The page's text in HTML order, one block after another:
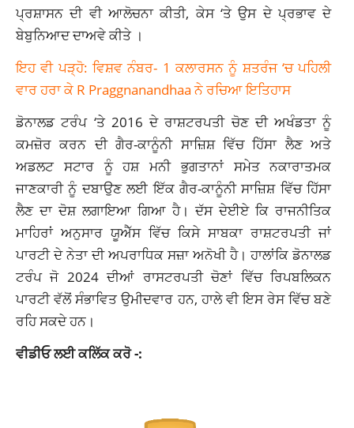
ਪ੍ਰਸ਼ਾਸਨ ਦੀ ਵੀ ਆਲੋਚਨਾ ਕੀਤੀ, ਕੇਸ ‘ਤੇ ਉਸ ਦੇ ਪ੍ਰਭਾਵ ਦੇ
ਬੇਬੁਨਿਆਦ ਦਾਅਵੇ ਕੀਤੇ ।
ਇਹ ਵੀ ਪੜ੍ਹੋ: ਵਿਸ਼ਵ ਨੰਬਰ- 1 ਕਲਾਰਸਨ ਨੂੰ ਸ਼ਤਰੰਜ ‘ਚ ਪਹਿਲੀ
ਵਾਰ ਹਰਾ ਕੇ R Praggnanandhaa ਨੇ ਰਚਿਆ ਇਤਿਹਾਸ
ਡੋਨਾਲਡ ਟਰੰਪ ‘ਤੇ 2016 ਦੇ ਰਾਸ਼ਟਰਪਤੀ ਚੋਣ ਦੀ ਅਖੰਡਤਾ ਨੂੰ
ਕਮਜ਼ੋਰ ਕਰਨ ਦੀ ਗੈਰ-ਕਾਨੂੰਨੀ ਸਾਜ਼ਿਸ਼ ਵਿੱਚ ਹਿੱਸਾ ਲੈਣ ਅਤੇ
ਅਡਲਟ ਸਟਾਰ ਨੂੰ ਹਸ਼ ਮਨੀ ਭੁਗਤਾਨਾਂ ਸਮੇਤ ਨਕਾਰਾਤਮਕ
ਜਾਣਕਾਰੀ ਨੂੰ ਦਬਾਉਣ ਲਈ ਇੱਕ ਗੈਰ-ਕਾਨੂੰਨੀ ਸਾਜ਼ਿਸ਼ ਵਿੱਚ ਹਿੱਸਾ
ਲੈਣ ਦਾ ਦੋਸ਼ ਲਗਾਇਆ ਗਿਆ ਹੈ। ਦੱਸ ਦੇਈਏ ਕਿ ਰਾਜਨੀਤਿਕ
ਮਾਹਿਰਾਂ ਅਨੁਸਾਰ ਯੂਐੱਸ ਵਿੱਚ ਕਿਸੇ ਸਾਬਕਾ ਰਾਸ਼ਟਰਪਤੀ ਜਾਂ
ਪਾਰਟੀ ਦੇ ਨੇਤਾ ਦੀ ਅਪਰਾਧਿਕ ਸਜ਼ਾ ਅਨੋਖੀ ਹੈ। ਹਾਲਾਂਕਿ ਡੋਨਾਲਡ
ਟਰੰਪ ਜੋ 2024 ਦੀਆਂ ਰਾਸਟਰਪਤੀ ਚੋਣਾਂ ਵਿੱਚ ਰਿਪਬਲਿਕਨ
ਪਾਰਟੀ ਵੱਲੋਂ ਸੰਭਾਵਿਤ ਉਮੀਦਵਾਰ ਹਨ, ਹਾਲੇ ਵੀ ਇਸ ਰੇਸ ਵਿੱਚ ਬਣੇ
ਰਹਿ ਸਕਦੇ ਹਨ।
ਵੀਡੀਓ ਲਈ ਕਲਿੱਕ ਕਰੋ -: